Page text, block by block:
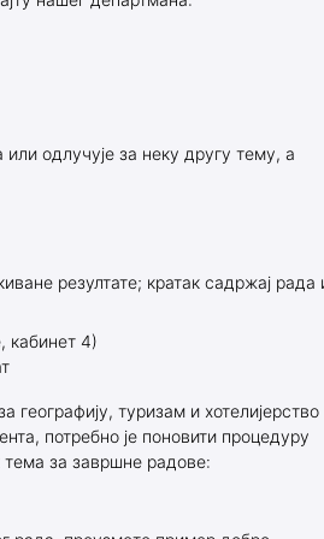
одлучује за неку другу тему, а
резултате; кратак садржај рада
кабинет 4)
туризам и хотелијерство
потребно је поновити процедуру
тема за завршне радове: